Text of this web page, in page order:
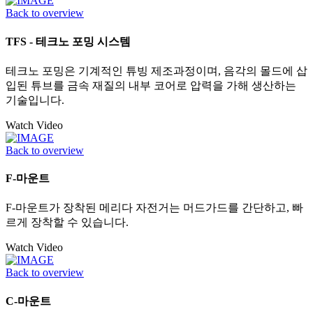
Back to overview
TFS - 테크노 포밍 시스템
테크노 포밍은 기계적인 튜빙 제조과정이며, 음각의 몰드에 삽
입된 튜브를 금속 재질의 내부 코어로 압력을 가해 생산하는
기술입니다.
Watch Video
Back to overview
F-마운트
F-마운트가 장착된 메리다 자전거는 머드가드를 간단하고, 빠
르게 장착할 수 있습니다.
Watch Video
Back to overview
C-마운트